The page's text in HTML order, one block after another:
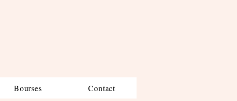
Bourses Contact